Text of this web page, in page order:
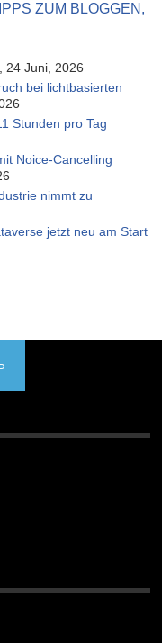
ZUM BLOGGEN,
24 Juni, 2026
bei lichtbasierten
Stunden pro Tag
Noice-Cancelling
nimmt zu
jetzt neu am Start